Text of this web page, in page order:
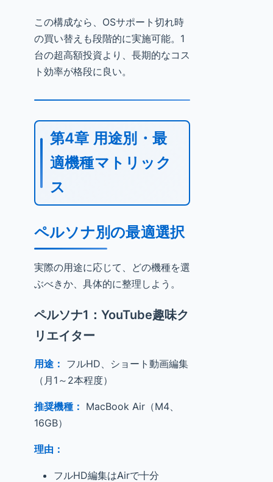
この構成なら、OSサポート切れ時
の買い替えも段階的に実施可能。1
台の超高額投資より、長期的なコス
ト効率が格段に良い。
第4章 用途別・最
適機種マトリック
ス
ペルソナ別の最適選択
実際の用途に応じて、どの機種を選
ぶべきか、具体的に整理しよう。
ペルソナ1：YouTube趣味ク
リエイター
用途： フルHD、ショート動画編集
（月1～2本程度）
推奨機種： MacBook Air（M4、
16GB）
理由：
フルHD編集はAirで十分